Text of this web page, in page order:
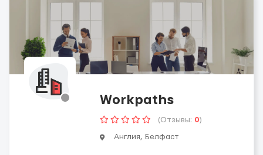
Workрaths
(Отзывы: 0)
Англия, Белфаст